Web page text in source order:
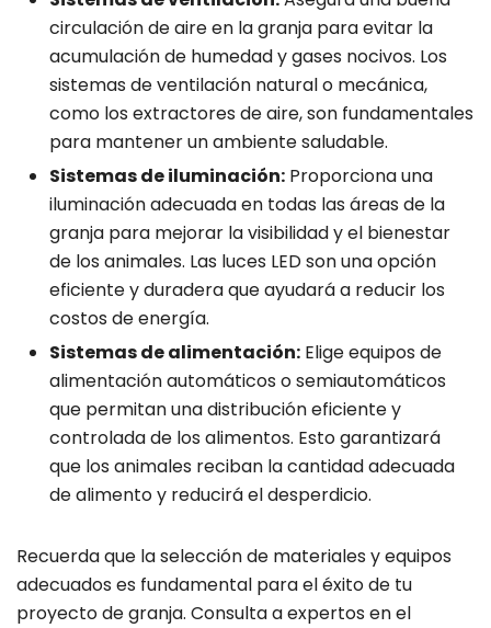
circulación de aire en la granja para evitar la
acumulación de humedad y gases nocivos. Los
sistemas de ventilación natural o mecánica,
como los extractores de aire, son fundamentales
para mantener un ambiente saludable.
Sistemas de iluminación: Proporciona una
iluminación adecuada en todas las áreas de la
granja para mejorar la visibilidad y el bienestar
de los animales. Las luces LED son una opción
eficiente y duradera que ayudará a reducir los
costos de energía.
Sistemas de alimentación: Elige equipos de
alimentación automáticos o semiautomáticos
que permitan una distribución eficiente y
controlada de los alimentos. Esto garantizará
que los animales reciban la cantidad adecuada
de alimento y reducirá el desperdicio.
Recuerda que la selección de materiales y equipos
adecuados es fundamental para el éxito de tu
proyecto de granja. Consulta a expertos en el